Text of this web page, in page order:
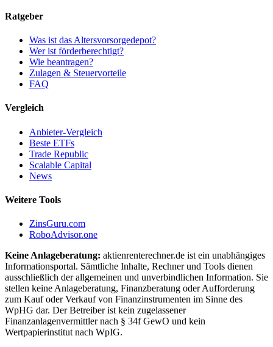
Ratgeber
Was ist das Altersvorsorgedepot?
Wer ist förderberechtigt?
Wie beantragen?
Zulagen & Steuervorteile
FAQ
Vergleich
Anbieter-Vergleich
Beste ETFs
Trade Republic
Scalable Capital
News
Weitere Tools
ZinsGuru.com
RoboAdvisor.one
Keine Anlageberatung: aktienrenterechner.de ist ein unabhängiges
Informationsportal. Sämtliche Inhalte, Rechner und Tools dienen
ausschließlich der allgemeinen und unverbindlichen Information. Sie
stellen keine Anlageberatung, Finanzberatung oder Aufforderung
zum Kauf oder Verkauf von Finanzinstrumenten im Sinne des
WpHG dar. Der Betreiber ist kein zugelassener
Finanzanlagenvermittler nach § 34f GewO und kein
Wertpapierinstitut nach WpIG.